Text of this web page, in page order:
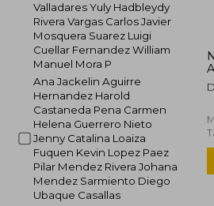
Valladares Yuly Hadbleydy
Rivera Vargas Carlos Javier
Mosquera Suarez Luigi
Cuellar Fernandez William
Manuel Mora P
Ana Jackelin Aguirre
Hernandez Harold
Castaneda Pena Carmen
Helena Guerrero Nieto
Jenny Catalina Loaiza
Fuquen Kevin Lopez Paez
Pilar Mendez Rivera Johana
Mendez Sarmiento Diego
Ubaque Casallas